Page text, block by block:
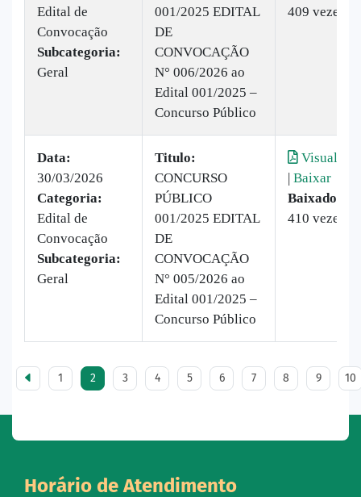
Edital de
Convocação
Subcategoria:
Geral
001/2025 EDITAL
DE
CONVOCAÇÃO
N° 006/2026 ao
Edital 001/2025 –
Concurso Público
409 vezes
Data:
30/03/2026
Categoria:
Edital de
Convocação
Subcategoria:
Geral
Titulo:
CONCURSO
PÚBLICO
001/2025 EDITAL
DE
CONVOCAÇÃO
N° 005/2026 ao
Edital 001/2025 –
Concurso Público
Visualizar
| Baixar
Baixado:
410 vezes
1 2 3 4 5 6 7 8 9 10
Horário de Atendimento